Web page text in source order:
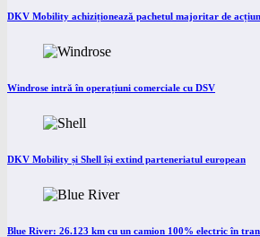
DKV Mobility achiziționează pachetul majoritar de
Windrose intră în operațiuni comerciale cu DSV
DKV Mobility și Shell își extind parteneriatul european
Blue River: 26.123 km cu un camion 100% electric în